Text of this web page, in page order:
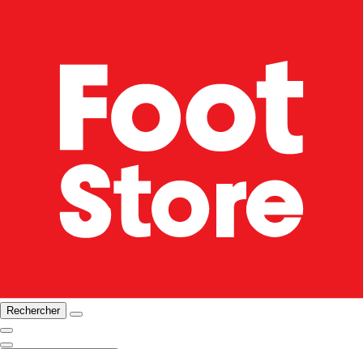
Rechercher